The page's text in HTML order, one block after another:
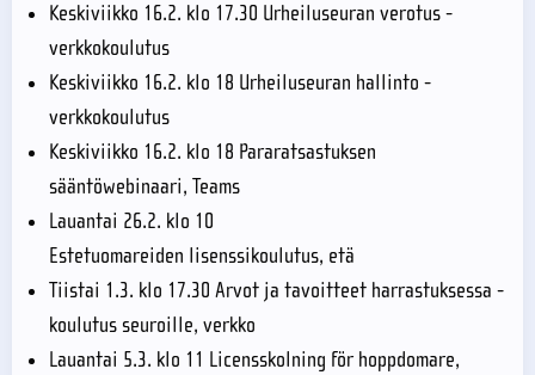
Keskiviikko 16.2. klo 17.30 Urheiluseuran verotus -
verkkokoulutus
Keskiviikko 16.2. klo 18 Urheiluseuran hallinto -
verkkokoulutus
Keskiviikko 16.2. klo 18 Pararatsastuksen
sääntöwebinaari, Teams
Lauantai 26.2. klo 10
Estetuomareiden lisenssikoulutus, etä
Tiistai 1.3. klo 17.30 Arvot ja tavoitteet harrastuksessa -
koulutus seuroille, verkko
Lauantai 5.3. klo 11 Licensskolning för hoppdomare,